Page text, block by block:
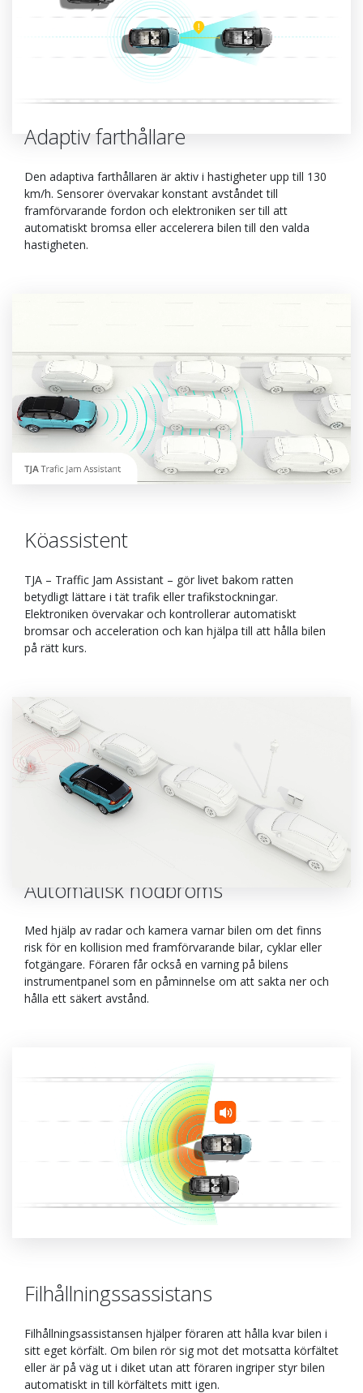
Adaptiv farthållare
Den adaptiva farthållaren är aktiv i hastigheter upp till 130
km/h. Sensorer övervakar konstant avståndet till
framförvarande fordon och elektroniken ser till att
automatiskt bromsa eller accelerera bilen till den valda
hastigheten.
Köassistent
TJA – Traffic Jam Assistant – gör livet bakom ratten
betydligt lättare i tät trafik eller trafikstockningar.
Elektroniken övervakar och kontrollerar automatiskt
bromsar och acceleration och kan hjälpa till att hålla bilen
på rätt kurs.
Automatisk nödbroms
Med hjälp av radar och kamera varnar bilen om det finns
risk för en kollision med framförvarande bilar, cyklar eller
fotgängare. Föraren får också en varning på bilens
instrumentpanel som en påminnelse om att sakta ner och
hålla ett säkert avstånd.
Filhållningssassistans
Filhållningsassistansen hjälper föraren att hålla kvar bilen i
sitt eget körfält. Om bilen rör sig mot det motsatta körfältet
eller är på väg ut i diket utan att föraren ingriper styr bilen
automatiskt in till körfältets mitt igen.